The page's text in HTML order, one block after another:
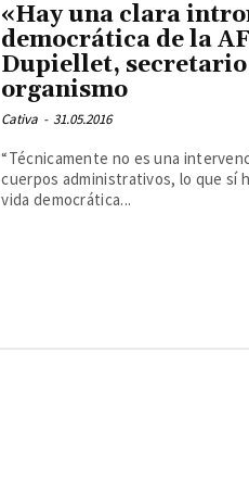
«Hay una clara
democrática de la
Dupiellet,
organismo
Cativa - 31.05.2016
“Técnicamente no es una
cuerpos administrativos, lo que sí
vida democrática...